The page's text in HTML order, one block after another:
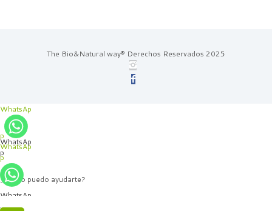
The Bio&Natural way® Derechos Reservados 2025
WhatsAp
p
WhatsAp
p
WhatsAp
p
WhatsAp
p
¿Cómo puedo ayudarte?